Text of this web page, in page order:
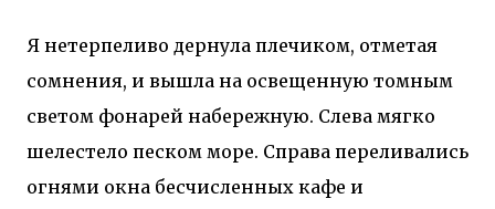
Я нетерпеливо дернула плечиком, отметая
сомнения, и вышла на освещенную томным
светом фонарей набережную. Слева мягко
шелестело песком море. Справа переливались
огнями окна бесчисленных кафе и